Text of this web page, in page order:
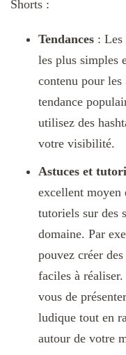
Shorts :
Tendances : Les
les plus simples
contenu pour les
tendance
utilisez des
votre visibilité.
Astuces et
excellent moyen
tutoriels sur des
domaine. Par
pouvez créer
faciles à
vous de
ludique tout en
autour de votre